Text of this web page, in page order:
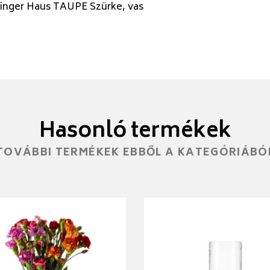
Haus TAUPE Szürke, vas
Hasonló termékek
TERMÉKEK EBBŐL A